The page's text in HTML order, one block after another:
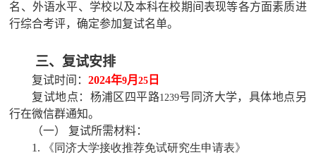
名、外语水平、学校以及本科在校期间表现等各方面素质进
行综合考评，确定参加复试名单。
三、复试安排
复试时间：2024年9月25 日
复试地点：杨浦区四平路1239号同济大学，具体地点另
行在微信群通知。
（一） 复试所需材料：
1. 《同济大学接收推荐免试研究生申请表》